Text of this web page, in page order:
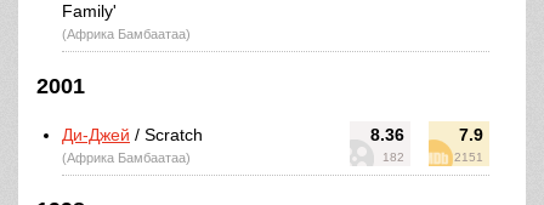
Family'
(Африка Бамбаатаа)
2001
8.36
182
7.9
2151
Ди-Джей / Scratch
(Африка Бамбаатаа)